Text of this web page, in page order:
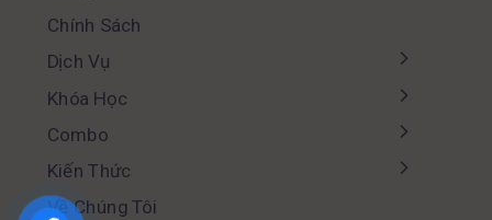
Chính Sách
Dịch Vụ
Khóa Học
Combo
Kiến Thức
Về Chúng Tôi